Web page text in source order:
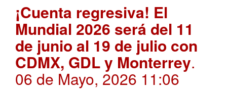
¡Cuenta regresiva! El
Mundial 2026 será del 11
de junio al 19 de julio con
CDMX, GDL y Monterrey.
06 de Mayo, 2026 11:06